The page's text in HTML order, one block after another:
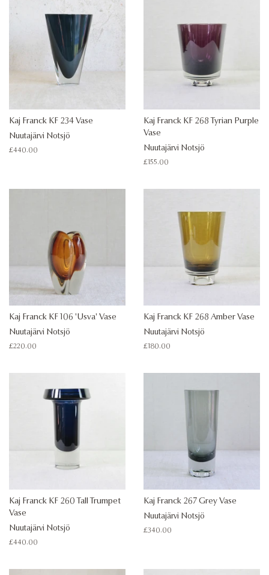
Kaj Franck KF 234 Vase
Nuutajärvi Notsjö
Regular
£440.00
Kaj Franck KF 268 Tyrian Purple
Vase
Nuutajärvi Notsjö
Regular
£155.00
Kaj Franck KF 106 'Usva' Vase
Nuutajärvi Notsjö
Regular
£220.00
Kaj Franck KF 268 Amber Vase
Nuutajärvi Notsjö
Regular
£180.00
Kaj Franck KF 260 Tall Trumpet
Vase
Nuutajärvi Notsjö
Regular
£440.00
Kaj Franck 267 Grey Vase
Nuutajärvi Notsjö
Regular
£340.00